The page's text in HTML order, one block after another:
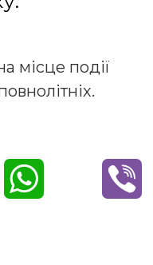
місце події